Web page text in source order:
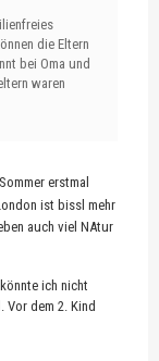
die Eltern
bei Oma und
waren
erstmal
ist bissl mehr
auch viel NAtur
ich nicht
Vor dem 2. Kind